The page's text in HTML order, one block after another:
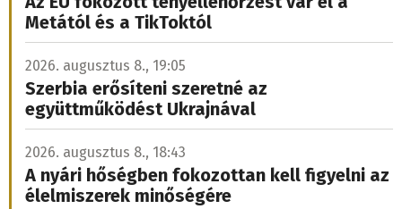
Metától és a TikToktól
2026. augusztus 8., 19:05
Szerbia erősíteni szeretné az
együttműködést Ukrajnával
2026. augusztus 8., 18:43
A nyári hőségben fokozottan kell figyelni az
élelmiszerek minőségére